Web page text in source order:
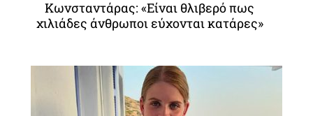
Κωνσταντάρας: «Είναι θλιβερό πως
χιλιάδες άνθρωποι εύχονται κατάρες»